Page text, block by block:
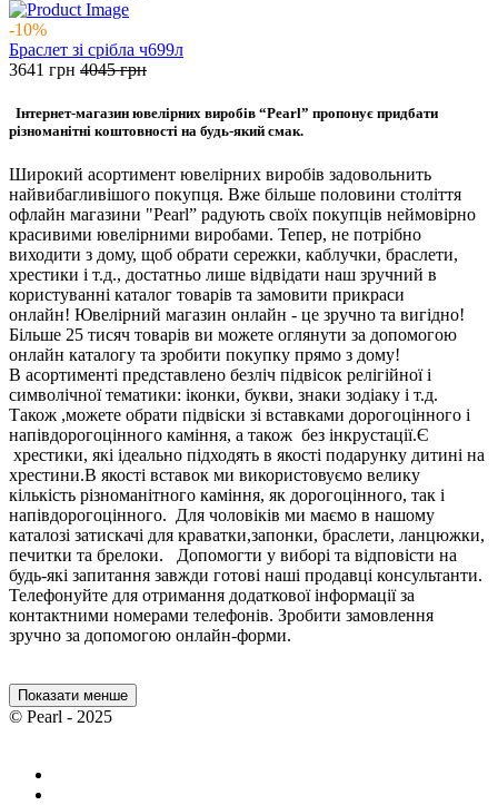
-10%
Браслет зі срібла ч699л
3641 грн 4045грн
Інтернет-магазин ювелірних виробів “Pearl” пропонує придбати
різноманітні коштовності на будь-який смак.
Широкий асортимент ювелірних виробів задовольнить
найвибагливішого покупця. Вже більше половини століття
офлайн магазини "Pearl” радують своїх покупців неймовірно
красивими ювелірними виробами. Тепер, не потрібно
виходити з дому, щоб обрати сережки, каблучки, браслети,
хрестики і т.д., достатньо лише відвідати наш зручний в
користуванні каталог товарів та замовити прикраси
онлайн! Ювелірний магазин онлайн - це зручно та вигідно!
Більше 25 тисяч товарів ви можете оглянути за допомогою
онлайн каталогу та зробити покупку прямо з дому!
В асортименті представлено безліч підвісок релігійної і
символічної тематики: іконки, букви, знаки зодіаку і т.д.
Також ,можете обрати підвіски зі вставками дорогоцінного і
напівдорогоцінного каміння, а також без інкрустації.Є
хрестики, які ідеально підходять в якості подарунку дитині на
хрестини.В якості вставок ми використовуємо велику
кількість різноманітного каміння, як дорогоцінного, так і
напівдорогоцінного. Для чоловіків ми маємо в нашому
каталозі затискачі для краватки,запонки, браслети, ланцюжки,
печитки та брелоки. Допомогти у виборі та відповісти на
будь-які запитання завжди готові наші продавці консультанти.
Телефонуйте для отримання додаткової інформації за
контактними номерами телефонів. Зробити замовлення
зручно за допомогою онлайн-форми.
Показати менше
© Pearl - 2025